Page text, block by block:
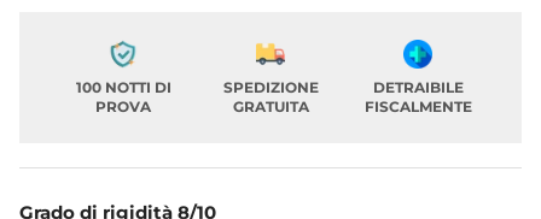
100 NOTTI DI
PROVA
SPEDIZIONE
GRATUITA
DETRAIBILE
FISCALMENTE
Grado di rigidità 8/10